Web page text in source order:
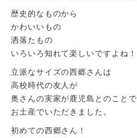
歴史的なものから
かわいいもの
洒落たもの
いろいろ知れて楽しいですよね！
立派なサイズの西郷さんは
高校時代の友人が
奥さんの実家が鹿児島とのことで
お土産でいただきました。
初めての西郷さん！